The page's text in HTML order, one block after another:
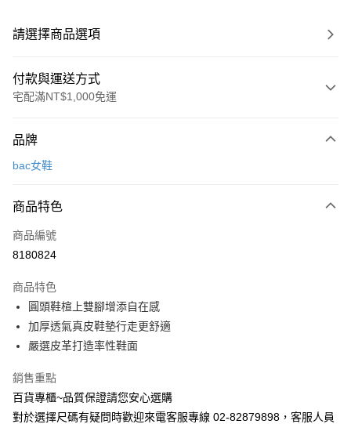
請選擇商品選項
付款與運送方式
宅配滿NT$1,000免運
信用卡一次付款
Apple Pay
街口支付
宅配
每筆NT$90，滿NT$1,000(含以上)免運費
品牌
bac女鞋
商品特色
商品編號
8180824
商品特色
圓頭鞋楦上雙腳增添自在感
加厚透氣真皮鞋墊行走更舒適
嚴選皮革打造率性鞋面
銷售重點
百貨專櫃~品質保證請您安心選購
對於選擇尺碼有疑問時歡迎來電客服專線 02-82879898，客服人員